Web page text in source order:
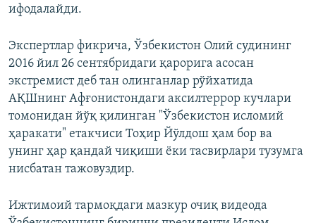
ифодалайди.
Экспертлар фикрича, Ўзбекистон Олий судининг
2016 йил 26 сентябридаги қарорига асосан
экстремист деб тан олинганлар рўйхатида
АҚШнинг Афғонистондаги аксилтеррор кучлари
томонидан йўқ қилинган "Ўзбекистон исломий
ҳаракати" етакчиси Тоҳир Йўлдош ҳам бор ва
унинг ҳар қандай чиқиши ёки тасвирлари тузумга
нисбатан тажовуздир.
Ижтимоий тармоқдаги мазкур очиқ видеода